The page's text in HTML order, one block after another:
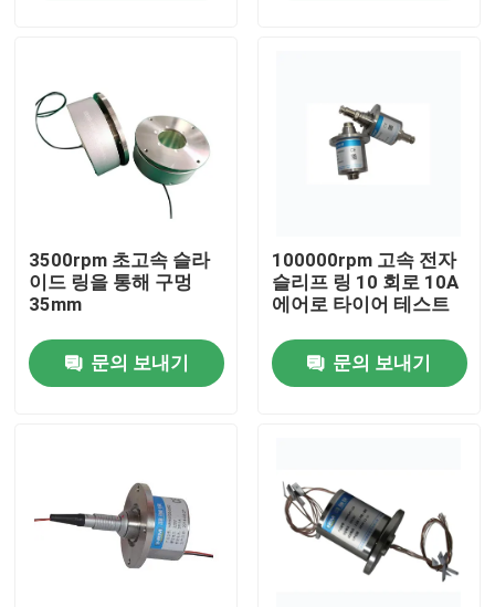
접촉
제품 소개
전도성 슬립 링
고속도 슬립 링
신호 슬립 링
3500rpm 초고속 슬라
이드 링을 통해 구멍
35mm
문의 보내기
100000rpm 고속 전자
슬리프 링 10 회로 10A
에어로 타이어 테스트
문의 보내기